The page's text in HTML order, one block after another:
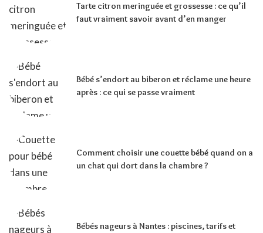
Tarte citron meringuée et grossesse : ce qu’il
faut vraiment savoir avant d’en manger
Bébé s’endort au biberon et réclame une heure
après : ce qui se passe vraiment
Comment choisir une couette bébé quand on a
un chat qui dort dans la chambre ?
Bébés nageurs à Nantes : piscines, tarifs et